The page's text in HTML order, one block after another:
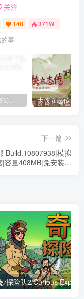
关注
148 371W+
事
SVIP专属稀有资源下载 – 持续更新中
下一篇
Build.10807938|模拟
|容量408MB|免安装绿